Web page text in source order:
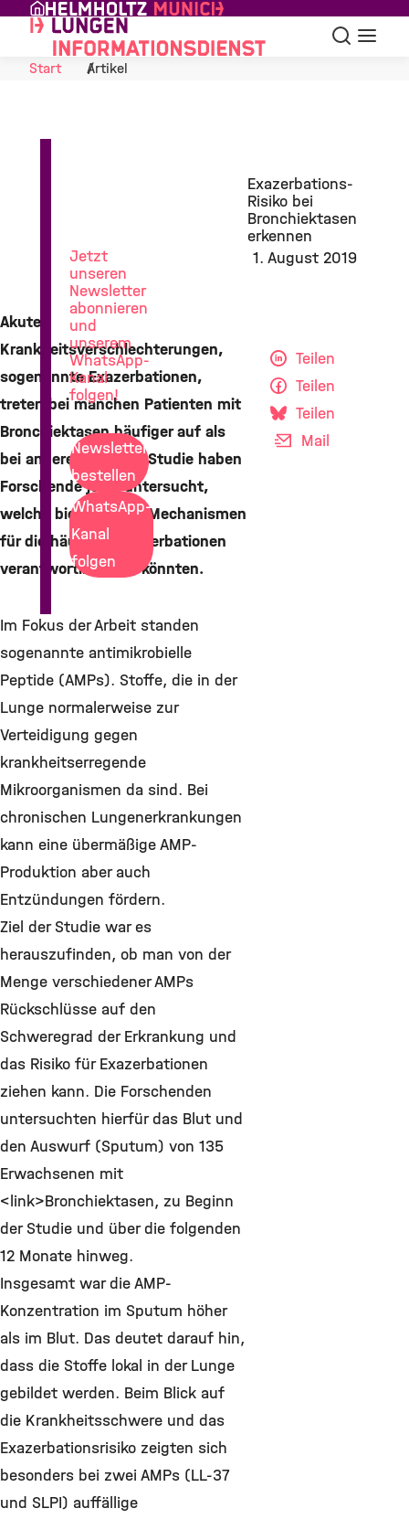
Skip to Content
Suche
Start
Artikel
Exazerbations-
Risiko bei
Bronchiektasen
erkennen
1. August 2019
Akute
Krankheitsverschlechterungen,
sogenannte Exazerbationen,
treten bei manchen Patienten mit
Bronchiektasen häufiger auf als
bei anderen. In einer Studie haben
Forschende jetzt untersucht,
welche biologischen Mechanismen
für die häufigen Exazerbationen
verantwortlich sein könnten.
Im Fokus der Arbeit standen
sogenannte antimikrobielle
Peptide (AMPs). Stoffe, die in der
Lunge normalerweise zur
Verteidigung gegen
krankheitserregende
Mikroorganismen da sind. Bei
chronischen Lungenerkrankungen
kann eine übermäßige AMP-
Produktion aber auch
Entzündungen fördern.
Ziel der Studie war es
herauszufinden, ob man von der
Menge verschiedener AMPs
Rückschlüsse auf den
Schweregrad der Erkrankung und
das Risiko für Exazerbationen
ziehen kann. Die Forschenden
untersuchten hierfür das Blut und
den Auswurf (Sputum) von 135
Erwachsenen mit
<link>Bronchiektasen, zu Beginn
der Studie und über die folgenden
12 Monate hinweg.
Insgesamt war die AMP-
Konzentration im Sputum höher
als im Blut. Das deutet darauf hin,
dass die Stoffe lokal in der Lunge
gebildet werden. Beim Blick auf
die Krankheitsschwere und das
Exazerbationsrisiko zeigten sich
besonders bei zwei AMPs (LL-37
und SLPI) auffällige
Teilen
Teilen
Teilen
Mail
Jetzt
unseren
Newsletter
abonnieren
und
unserem
WhatsApp-
Kanal
folgen!
Newsletter
bestellen
WhatsApp-
Kanal
folgen